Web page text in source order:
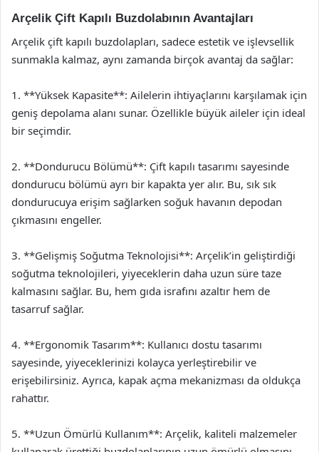
Arçelik Çift Kapılı Buzdolabının Avantajları
Arçelik çift kapılı buzdolapları, sadece estetik ve işlevsellik
sunmakla kalmaz, aynı zamanda birçok avantaj da sağlar:
1. **Yüksek Kapasite**: Ailelerin ihtiyaçlarını karşılamak için
geniş depolama alanı sunar. Özellikle büyük aileler için ideal
bir seçimdir.
2. **Dondurucu Bölümü**: Çift kapılı tasarımı sayesinde
dondurucu bölümü ayrı bir kapakta yer alır. Bu, sık sık
dondurucuya erişim sağlarken soğuk havanın depodan
çıkmasını engeller.
3. **Gelişmiş Soğutma Teknolojisi**: Arçelik’in geliştirdiği
soğutma teknolojileri, yiyeceklerin daha uzun süre taze
kalmasını sağlar. Bu, hem gıda israfını azaltır hem de
tasarruf sağlar.
4. **Ergonomik Tasarım**: Kullanıcı dostu tasarımı
sayesinde, yiyeceklerinizi kolayca yerleştirebilir ve
erişebilirsiniz. Ayrıca, kapak açma mekanizması da oldukça
rahattır.
5. **Uzun Ömürlü Kullanım**: Arçelik, kaliteli malzemeler